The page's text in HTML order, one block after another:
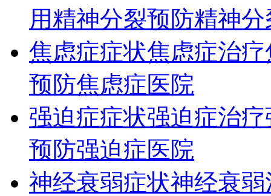
用精神分裂预防精神
焦虑症症状焦虑症治疗
预防焦虑症医院
强迫症症状强迫症治疗
预防强迫症医院
神经衰弱症状神经衰弱